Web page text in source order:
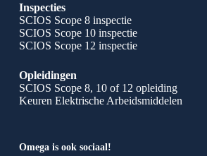
Inspecties
SCIOS Scope 8 inspectie
SCIOS Scope 10 inspectie
SCIOS Scope 12 inspectie
Opleidingen
SCIOS Scope 8, 10 of 12 opleiding
Keuren Elektrische Arbeidsmiddelen
Omega is ook sociaal!